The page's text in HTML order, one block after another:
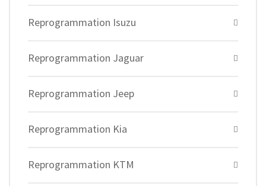
Reprogrammation Isuzu
Reprogrammation Jaguar
Reprogrammation Jeep
Reprogrammation Kia
Reprogrammation KTM